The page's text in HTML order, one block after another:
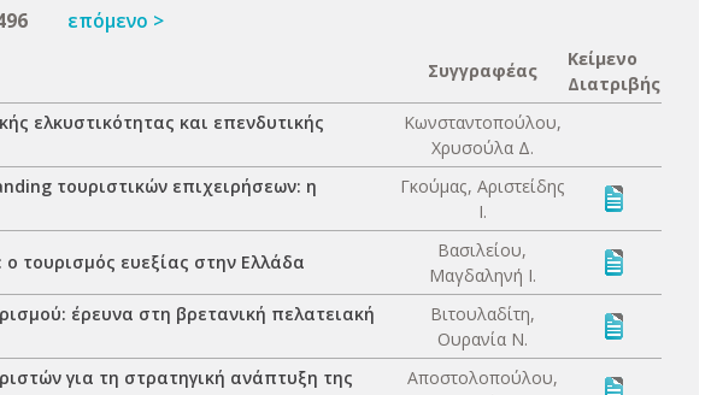
επόμενο >
Συγγραφέας
Κείμενο
Διατριβής
ελκυστικότητας και επενδυτικής
Κωνσταντοπούλου,
Χρυσούλα Δ.
τουριστικών επιχειρήσεων: η
Γκούμας, Αριστείδης
Ι.
τουρισμός ευεξίας στην Ελλάδα
Βασιλείου,
Μαγδαληνή Ι.
έρευνα στη βρετανική πελατειακή
Βιτουλαδίτη,
Ουρανία Ν.
για τη στρατηγική ανάπτυξη της
Αποστολοπούλου,